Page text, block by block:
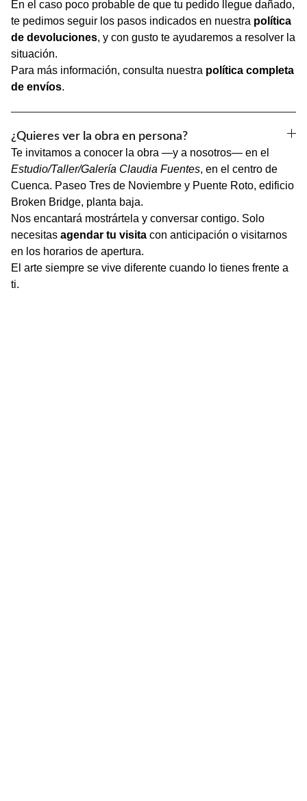
En el caso poco probable de que tu pedido llegue dañado,
te pedimos seguir los pasos indicados en nuestra política
de devoluciones, y con gusto te ayudaremos a resolver la
situación.
Para más información, consulta nuestra política completa
de envíos.
¿Quieres ver la obra en persona?
Te invitamos a conocer la obra —y a nosotros— en el
Estudio/Taller/Galería Claudia Fuentes, en el centro de
Cuenca. Paseo Tres de Noviembre y Puente Roto, edificio
Broken Bridge, planta baja.
Nos encantará mostrártela y conversar contigo. Solo
necesitas agendar tu visita con anticipación o visitarnos
en los horarios de apertura.
El arte siempre se vive diferente cuando lo tienes frente a
ti.